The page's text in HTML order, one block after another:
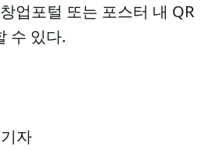
업포털 또는 포스터 내 QR
수 있다.
자